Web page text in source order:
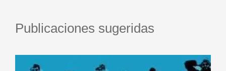
Publicaciones sugeridas